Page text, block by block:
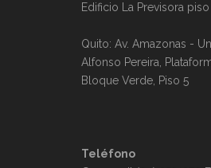
Edificio La Previsora piso
Quito: Av. Amazonas -
Alfonso Pereira,
Bloque Verde, Piso 5
Teléfono